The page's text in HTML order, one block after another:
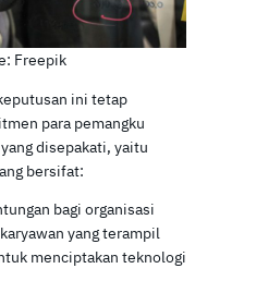
Freepik
ini tetap
para pemangku
disepakati, yaitu
bersifat:
bagi organisasi
yang terampil
menciptakan teknologi